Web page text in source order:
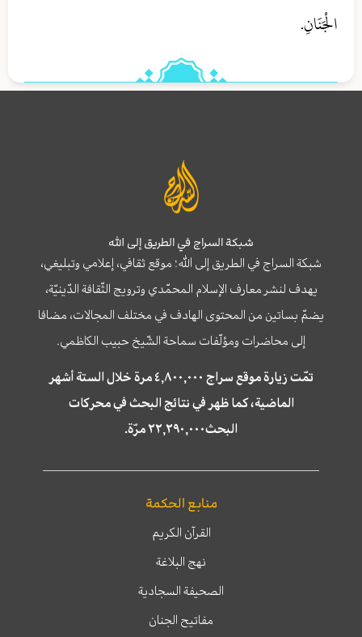
الْجَنَانِ.
شبكة السراج في الطريق إلى الله
شبكة السراج في الطريق إلى الله؛ موقع ثقافي، إعلامي وتبليغي،
يهدف لنشر معارف الإسلام المحمّدي وترويج الثّقافة الدّينيّة،
يضمّ بساتين من المحتوى الهادف في مختلف المجالات، مضافا
إلى محاضرات ومؤلّفات سماحة الشّيخ حبيب الكاظمي.
تمّت زيارة موقع سراج ٤,٨٠٠,٠٠٠ مرة خلال الستة أشهر
الماضية، كما ظهر في نتائج البحث في محركات
البحث٢٢,٢٩٠,٠٠٠ مرّة.
منابع الحكمة
القرآن الكريم
نهج البلاغة
الصحيفة السجادية
مفاتيح الجنان